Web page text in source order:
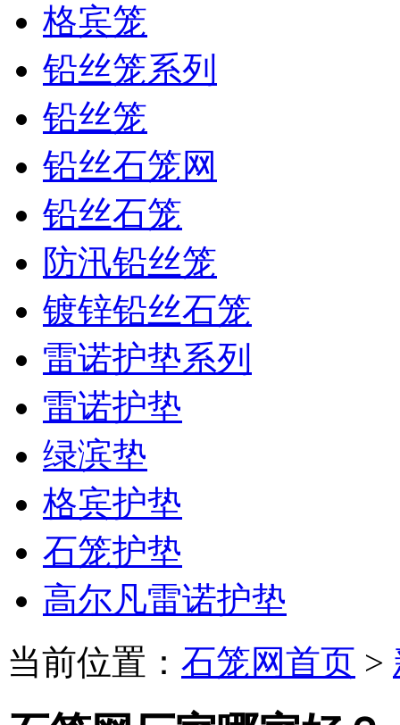
格宾笼
铅丝笼系列
铅丝笼
铅丝石笼网
铅丝石笼
防汛铅丝笼
镀锌铅丝石笼
雷诺护垫系列
雷诺护垫
绿滨垫
格宾护垫
石笼护垫
高尔凡雷诺护垫
当前位置： 石笼网首页 >